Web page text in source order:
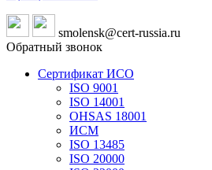
smolensk@cert-russia.ru
Обратный звонок
Сертификат ИСО
ISO 9001
ISO 14001
OHSAS 18001
ИСМ
ISO 13485
ISO 20000